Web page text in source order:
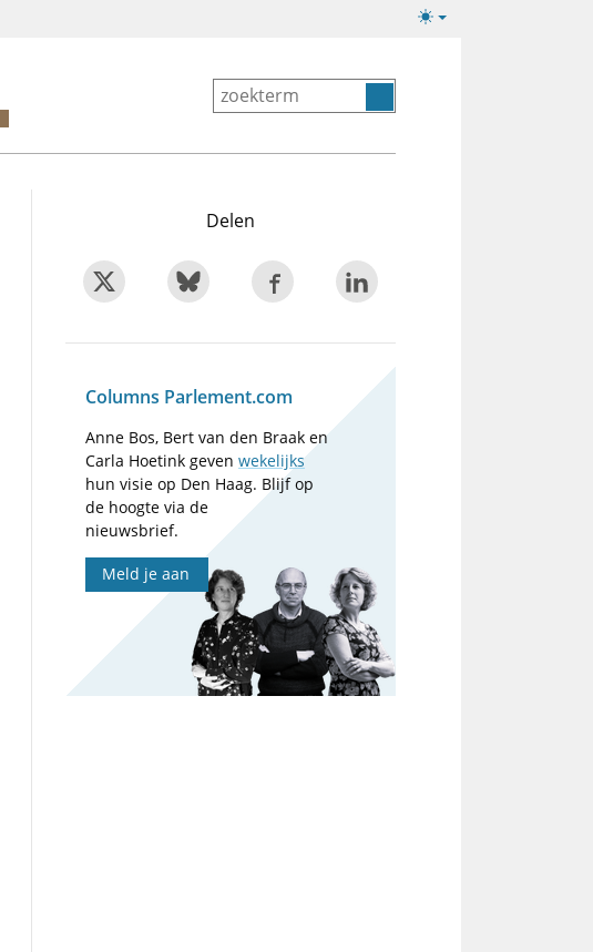
Lichte/donkere
Delen
Columns Parlement.com
Anne Bos, Bert van den Braak en
Carla Hoetink gevenwekelijks
hun visie op Den Haag. Blijf op
de hoogte via de
nieuwsbrief.
Meld je aan